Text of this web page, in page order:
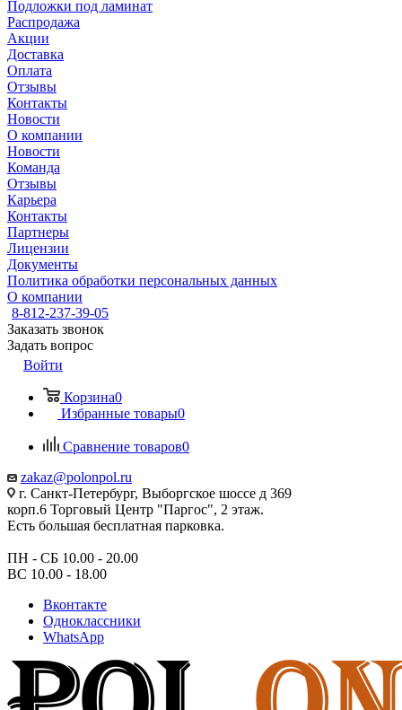
Подложки под ламинат
Распродажа
Акции
Доставка
Оплата
Отзывы
Контакты
Новости
О компании
Новости
Команда
Отзывы
Карьера
Контакты
Партнеры
Лицензии
Документы
Политика обработки персональных данных
О компании
8-812-237-39-05
Заказать звонок
Задать вопрос
Войти
Корзина0
Избранные товары0
Сравнение товаров0
zakaz@polonpol.ru
г. Санкт-Петербург, Выборгское шоссе д 369
корп.6 Торговый Центр "Паргос", 2 этаж.
Есть большая бесплатная парковка.
ПН - СБ 10.00 - 20.00
ВС 10.00 - 18.00
Вконтакте
Одноклассники
WhatsApp